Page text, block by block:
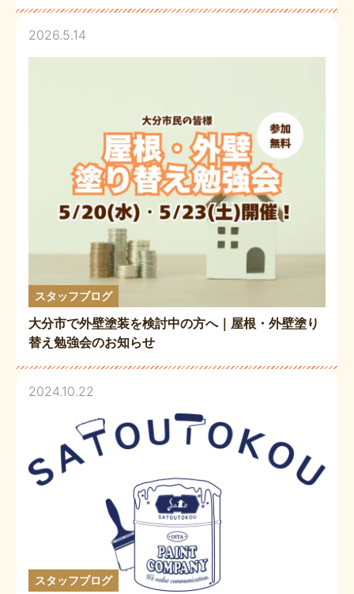
2026.5.14
スタッフブログ
大分市で外壁塗装を検討中の方へ｜屋根・外壁塗り
替え勉強会のお知らせ
2024.10.22
スタッフブログ